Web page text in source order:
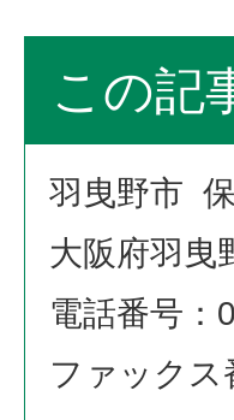
この記
羽曳野市
大阪府羽曳
電話番号：
ファックス